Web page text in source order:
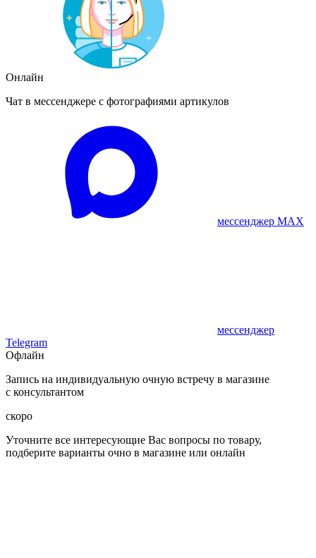
Онлайн
Чат в мессенджере с фотографиями артикулов
мессенджер MAX
мессенджер
Telegram
Офлайн
Запись на индивидуальную очную встречу в магазине
с консультантом
скоро
Уточните все интересующие Вас вопросы по товару,
подберите варианты очно в магазине или онлайн